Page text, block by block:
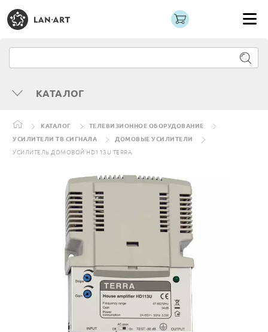
КАТАЛОГ
КАТАЛОГ
ТЕЛЕВИЗИОННОЕ ОБОРУДОВАНИЕ
УСИЛИТЕЛИ ТВ СИГНАЛА
ДОМОВЫЕ УСИЛИТЕЛИ
УСИЛИТЕЛЬ ДОМОВОЙ HD113U TERRA